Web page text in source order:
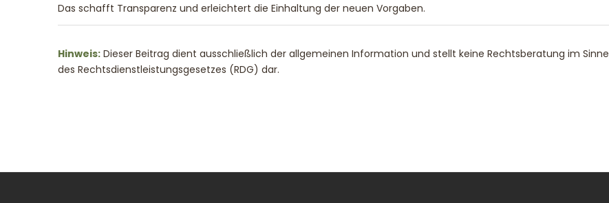
Das schafft Transparenz und erleichtert die Einhaltung der neuen Vorgaben.
Hinweis:Dieser Beitrag dient ausschließlich der allgemeinen Information und stellt keine Rechtsberatung im Sinne
des Rechtsdienstleistungsgesetzes (RDG) dar.